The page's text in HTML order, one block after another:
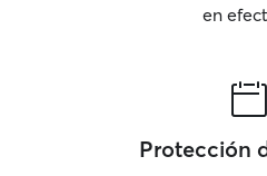
en
Protección